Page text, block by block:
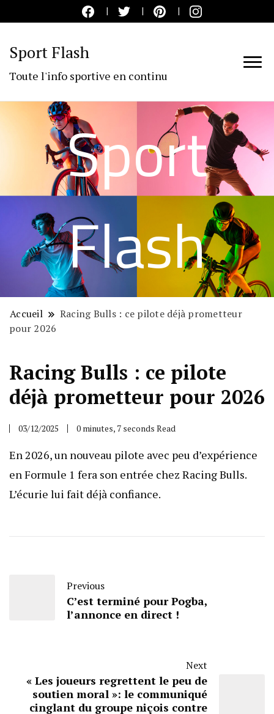
Sport Flash
Toute l'info sportive en continu
Sport
Flash
Accueil
Racing Bulls : ce pilote déjà prometteur
pour 2026
Racing Bulls : ce pilote
déjà prometteur pour 2026
03/12/2025 0 minutes, 7 seconds Read
En 2026, un nouveau pilote avec peu d’expérience
en Formule 1 fera son entrée chez Racing Bulls.
L’écurie lui fait déjà confiance.
Previous
C’est terminé pour Pogba,
l’annonce en direct !
Next
« Les joueurs regrettent le peu de
soutien moral »: le communiqué
cinglant du groupe niçois contre